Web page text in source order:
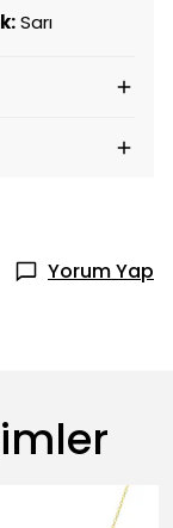
Sarı
Yorum Yap